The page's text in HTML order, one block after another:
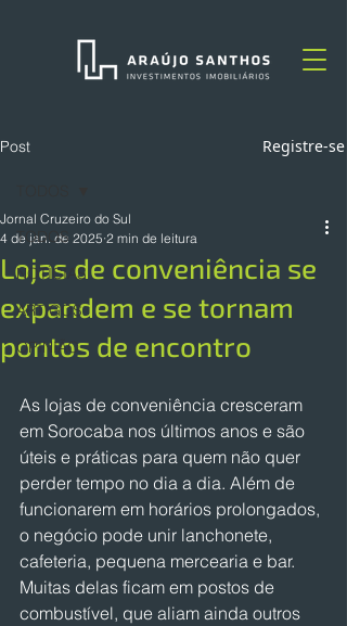
Post Registre-se
TODOS
NOTÍCIAS
ARTIGOS
OPINIÃO
Lojas de conveniência se
expandem e se tornam
pontos de encontro
Jornal Cruzeiro do Sul
4 de jan. de 2025 2 min de leitura
As lojas de conveniência cresceram
em Sorocaba nos últimos anos e são
úteis e práticas para quem não quer
perder tempo no dia a dia. Além de
funcionarem em horários prolongados,
o negócio pode unir lanchonete,
cafeteria, pequena mercearia e bar.
Muitas delas ficam em postos de
combustível, que aliam ainda outros